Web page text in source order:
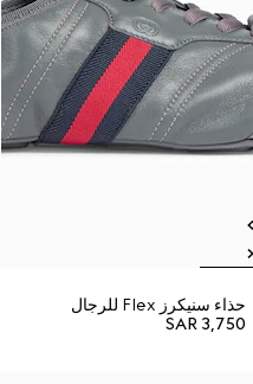
حذاء سنيكرز Flex للرجال
SAR 3,750